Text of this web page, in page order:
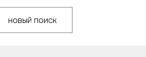
новый поиск